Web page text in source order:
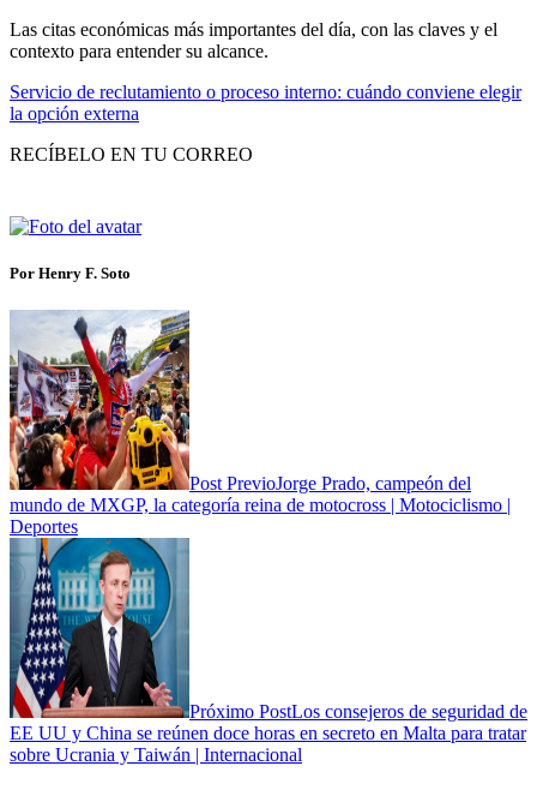
Las citas económicas más importantes del día, con las claves y el
contexto para entender su alcance.
Servicio de reclutamiento o proceso interno: cuándo conviene elegir
la opción externa
RECÍBELO EN TU CORREO
Por Henry F. Soto
Post PrevioJorge Prado, campeón del
mundo de MXGP, la categoría reina de motocross | Motociclismo |
Deportes
Próximo PostLos consejeros de seguridad de
EE UU y China se reúnen doce horas en secreto en Malta para tratar
sobre Ucrania y Taiwán | Internacional